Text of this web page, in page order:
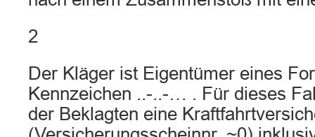
2
Der Kläger ist Eigentümer eines
Kennzeichen ..-..-… . Für dieses
der Beklagten eine